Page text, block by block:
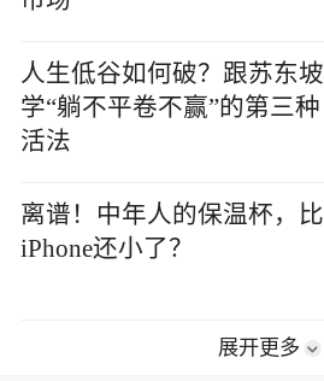
人生低谷如何破？跟苏东坡
学“躺不平卷不赢”的第三种
活法
离谱！中年人的保温杯，比
iPhone还小了？
展开更多